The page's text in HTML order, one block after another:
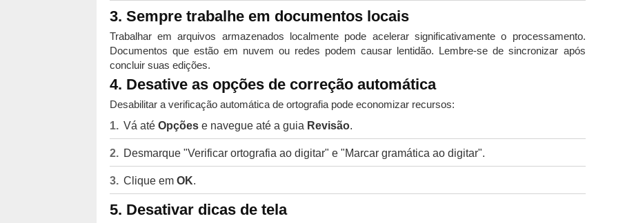
3. Sempre trabalhe em documentos locais
Trabalhar em arquivos armazenados localmente pode acelerar significativamente o processamento.
Documentos que estão em nuvem ou redes podem causar lentidão. Lembre-se de sincronizar após
concluir suas edições.
4. Desative as opções de correção automática
Desabilitar a verificação automática de ortografia pode economizar recursos:
Vá até Opçõese navegue até a guia Revisão.
Desmarque "Verificar ortografia ao digitar" e "Marcar gramática ao digitar".
Clique em OK.
5. Desativar dicas de tela